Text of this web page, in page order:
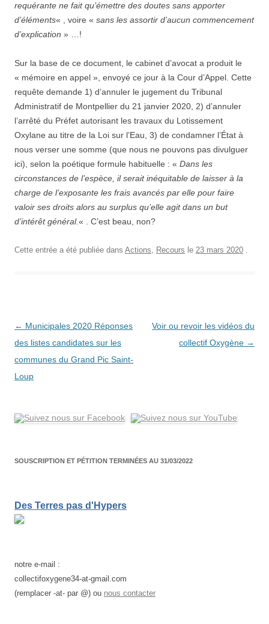
requérante ne fait qu’émettre des doutes sans apporter
d’éléments« , voire « sans les assortir d’aucun commencement
d’explication » …!
Sur la base de ce document, le cabinet d’avocat a produit le
« mémoire en appel », envoyé ce jour à la Cour d’Appel. Cette
requête demande 1) d’annuler le jugement du Tribunal
Administratif de Montpellier du 21 janvier 2020, 2) d’annuler
l’arrêté du Préfet autorisant les travaux du Lotissement
Oxylane au titre de la Loi sur l’Eau, 3) de condamner l’État à
nous verser une somme (que nous ne pouvons pas divulguer
ici), selon la poétique formule habituelle : « Dans les
circonstances de l’espèce, il serait inéquitable de laisser à la
charge de l’exposante les frais avancés par elle pour faire
valoir ses droits alors au surplus qu’elle agit dans un but
d’intérêt général.« . C’est beau, non?
Cette entrée a été publiée dans Actions, Recours le 23 mars 2020 .
Navigation
des
articles
← Municipales 2020 Réponses
des listes candidates sur les
communes du Grand Pic Saint-
Loup
Voir ou revoir les vidéos du
collectif Oxygène →
SOUSCRIPTION ET PÉTITION TERMINÉES AU 31/03/2022
Des Terres pas d'Hypers
notre e-mail :
collectifoxygene34-at-gmail.com
(remplacer -at- par @) ou nous contacter